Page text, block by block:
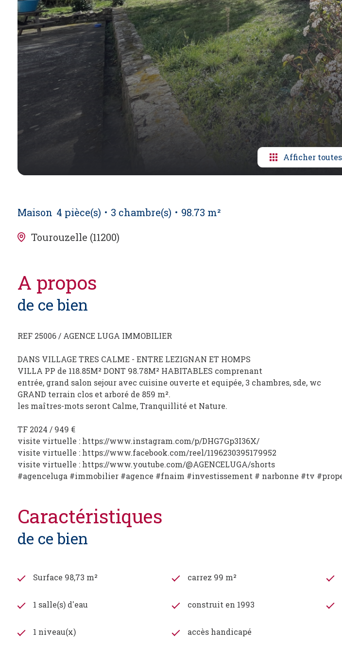
Afficher
Maison 4 pièce(s) 3 chambre(s)
98.73 m²
Tourouzelle (11200)
a propos
de ce bien
REF 25006 / AGENCE LUGA IMMOBILIER
DANS VILLAGE TRES CALME - ENTRE LEZIGNAN ET HOMPS
VILLA PP de 118.85M² DONT 98.78M² HABITABLES comprenant
entrée, grand salon sejour avec cuisine ouverte et equipée, 3 chambres, sde, wc
GRAND terrain clos et arboré de 859 m².
les maîtres-mots seront Calme, Tranquillité et Nature.
TF 2024 / 949 €
visite virtuelle : https://www.instagram.com/p/DHG7Gp3I36X/
visite virtuelle : https://www.facebook.com/reel/1196230395179952
visite virtuelle : https://www.youtube.com/@AGENCELUGA/shorts
#agenceluga #immobilier #agence #fnaim #investissement # narbonne #tv
caractéristiques
de ce bien
Surface 98,73 m² carrez 99 m²
1 salle(s) d'eau construit en 1993
1 niveau(x) accès handicapé